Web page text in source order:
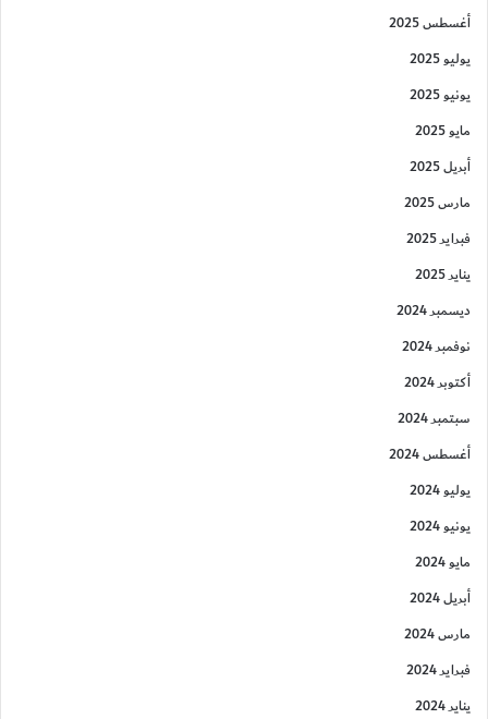
أغسطس 2025
يوليو 2025
يونيو 2025
مايو 2025
أبريل 2025
مارس 2025
فبراير 2025
يناير 2025
ديسمبر 2024
نوفمبر 2024
أكتوبر 2024
سبتمبر 2024
أغسطس 2024
يوليو 2024
يونيو 2024
مايو 2024
أبريل 2024
مارس 2024
فبراير 2024
يناير 2024